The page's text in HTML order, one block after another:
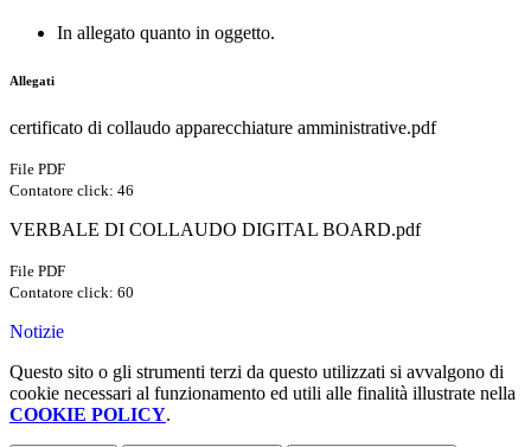
In allegato quanto in oggetto.
Allegati
certificato di collaudo apparecchiature amministrative.pdf
File PDF
Contatore click: 46
VERBALE DI COLLAUDO DIGITAL BOARD.pdf
File PDF
Contatore click: 60
Notizie
Questo sito o gli strumenti terzi da questo utilizzati si avvalgono di
cookie necessari al funzionamento ed utili alle finalità illustrate nella
COOKIE POLICY.